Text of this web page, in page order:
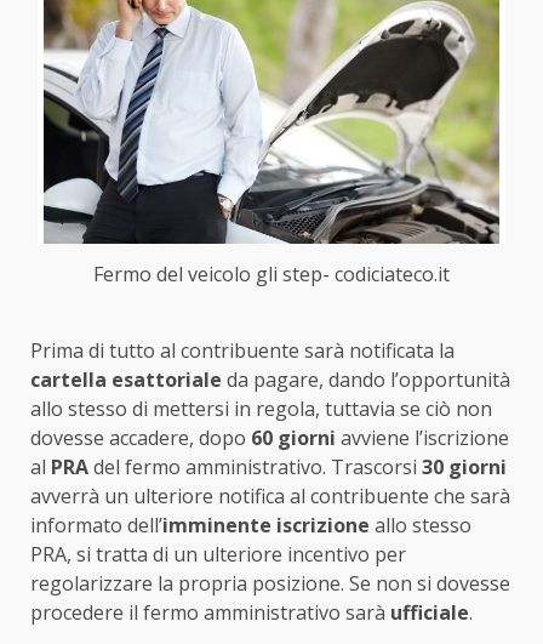
Fermo del veicolo gli step- codiciateco.it
Prima di tutto al contribuente sarà notificata la
cartella esattoriale da pagare, dando l’opportunità
allo stesso di mettersi in regola, tuttavia se ciò non
dovesse accadere, dopo 60 giorni avviene l’iscrizione
al PRAdel fermo amministrativo. Trascorsi 30 giorni
avverrà un ulteriore notifica al contribuente che sarà
informato dell’imminente iscrizione allo stesso
PRA, si tratta di un ulteriore incentivo per
regolarizzare la propria posizione. Se non si dovesse
procedere il fermo amministrativo sarà ufficiale.